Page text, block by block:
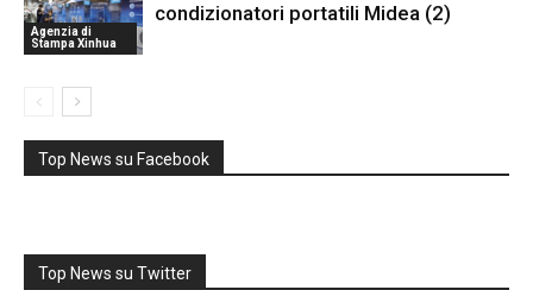
Agenzia di
Stampa Xinhua
condizionatori portatili Midea (2)
Top News su Facebook
Top News su Twitter